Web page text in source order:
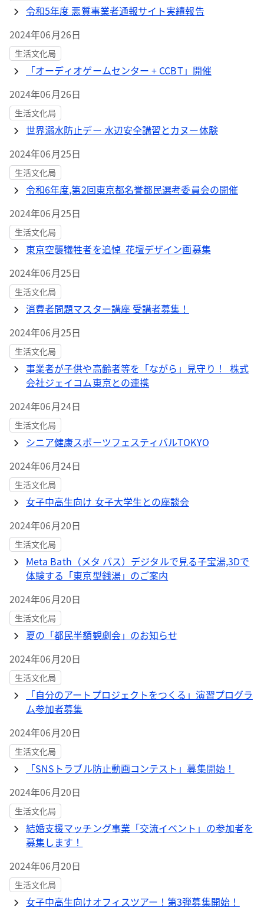
令和5年度 悪質事業者通報サイト実績報告
2024年06月26日
生活文化局
「オーディオゲームセンター + CCBT」開催
2024年06月26日
生活文化局
世界溺水防止デー 水辺安全講習とカヌー体験
2024年06月25日
生活文化局
令和6年度,第2回東京都名誉都民選考委員会の開催
2024年06月25日
生活文化局
東京空襲犠牲者を追悼 花壇デザイン画募集
2024年06月25日
生活文化局
消費者問題マスター講座 受講者募集！
2024年06月25日
生活文化局
事業者が子供や高齢者等を「ながら」見守り！ 株式
会社ジェイコム東京との連携
2024年06月24日
生活文化局
シニア健康スポーツフェスティバルTOKYO
2024年06月24日
生活文化局
女子中高生向け 女子大学生との座談会
2024年06月20日
生活文化局
Meta Bath（メタ バス）デジタルで見る子宝湯,3Dで
体験する「東京型銭湯」のご案内
2024年06月20日
生活文化局
夏の「都民半額観劇会」のお知らせ
2024年06月20日
生活文化局
「自分のアートプロジェクトをつくる」演習プログラ
ム参加者募集
2024年06月20日
生活文化局
「SNSトラブル防止動画コンテスト」募集開始！
2024年06月20日
生活文化局
結婚支援マッチング事業「交流イベント」の参加者を
募集します！
2024年06月20日
生活文化局
女子中高生向けオフィスツアー！第3弾募集開始！